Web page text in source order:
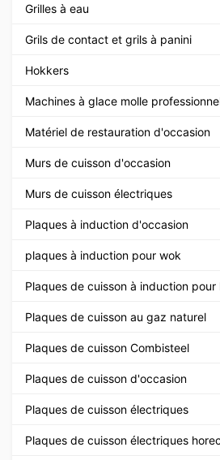
Grilles à eau
Grils de contact et grils à panini
Hokkers
Machines à glace molle
Matériel de restauration d'occasion
Murs de cuisson d'occasion
Murs de cuisson électriques
Plaques à induction d'occasion
plaques à induction pour wok
Plaques de cuisson à induction pour
Plaques de cuisson au gaz naturel
Plaques de cuisson Combisteel
Plaques de cuisson d'occasion
Plaques de cuisson électriques
Plaques de cuisson électriques